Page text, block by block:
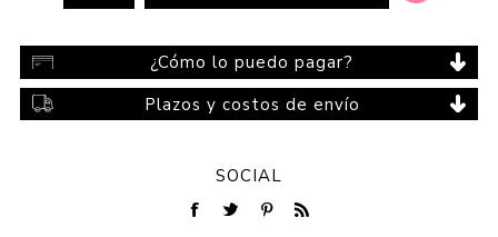
¿Cómo lo puedo pagar?
Plazos y costos de envío
SOCIAL